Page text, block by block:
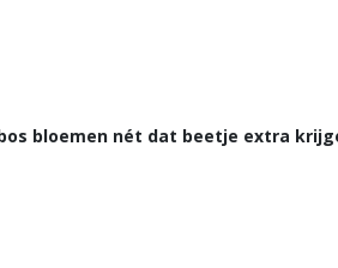
bloemen nét dat beetje extra